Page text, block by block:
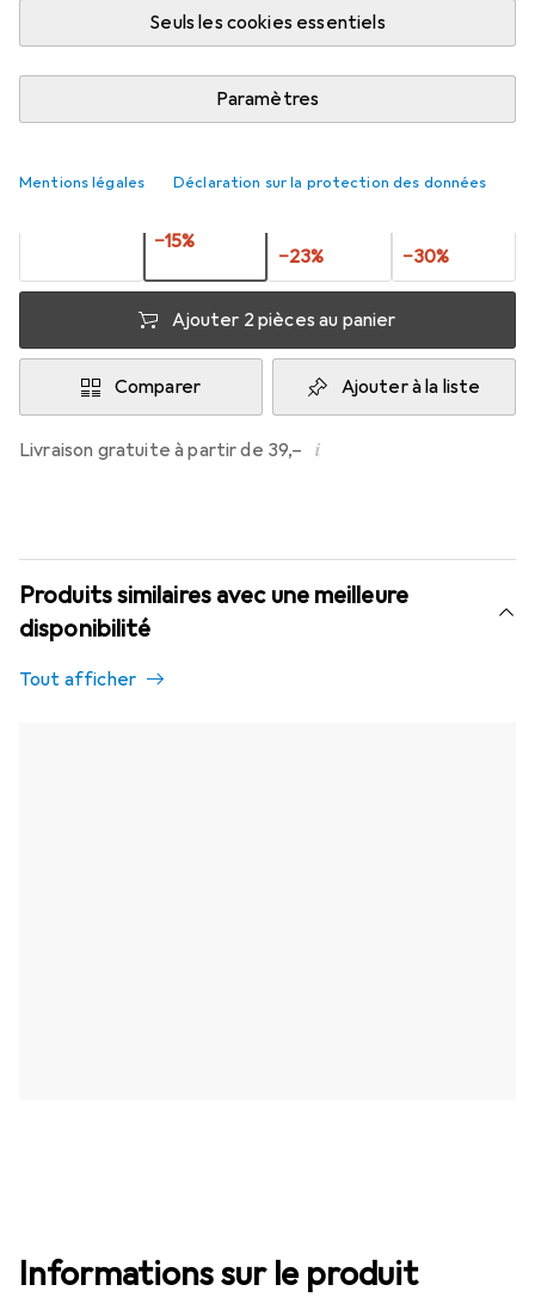
Seuls les cookies essentiels
Paramètres
Mentions légales Déclaration sur la protection des données
Livré entre mer, 19/8 et ven, 21/8
Plus de 10 pièces en stock chez le fournisseur
M'informer si le produit est disponible plus tôt
1 pièce
2 pièces
−15%
3 pièces
−23%
4 pièces
−30%
Ajouter 2 pièces au panier
Comparer Ajouter à la liste
Livraison gratuite à partir de 39,– i
Produits similaires avec une meilleure
disponibilité
Tout afficher
Informations sur le produit